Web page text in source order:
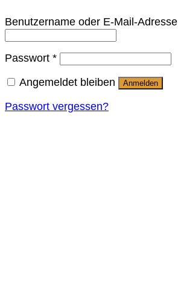
Benutzername oder E-Mail-Adresse
Passwort *
Angemeldet bleiben
Anmelden
Passwort vergessen?